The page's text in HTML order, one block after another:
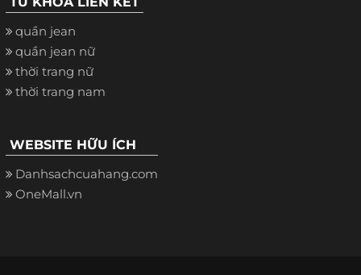
quần jean
quần jean nữ
thời trang nữ
thời trang nam
WEBSITE HỮU ÍCH
Danhsachcuahang.com
OneMall.vn